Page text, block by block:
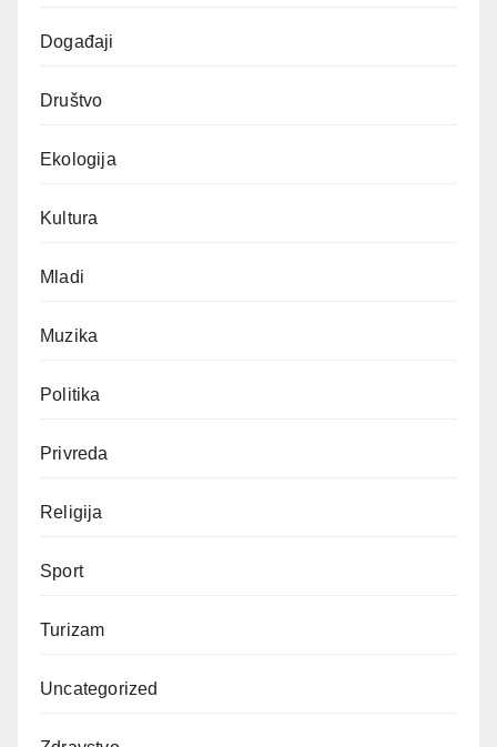
Događaji
Društvo
Ekologija
Kultura
Mladi
Muzika
Politika
Privreda
Religija
Sport
Turizam
Uncategorized